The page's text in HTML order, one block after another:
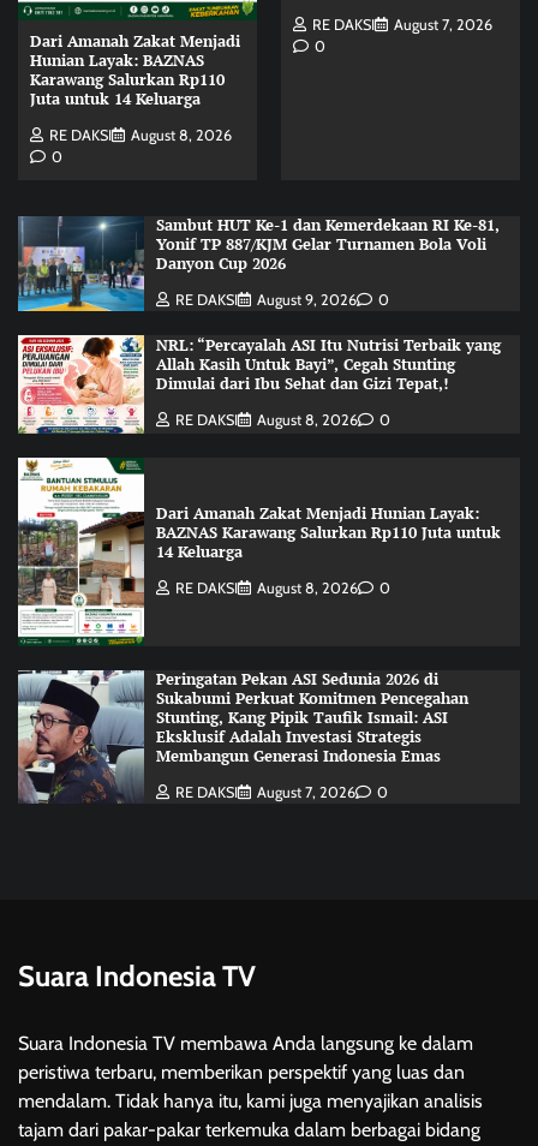
Dari Amanah Zakat Menjadi
Hunian Layak: BAZNAS
Karawang Salurkan Rp110
Juta untuk 14 Keluarga
RE DAKSI
August 8, 2026
0
RE DAKSI
August 7, 2026
0
Sambut HUT Ke-1 dan Kemerdekaan RI Ke-81,
Yonif TP 887/KJM Gelar Turnamen Bola Voli
Danyon Cup 2026
RE DAKSI August 9, 2026 0
NRL: “Percayalah ASI Itu Nutrisi Terbaik yang
Allah Kasih Untuk Bayi”, Cegah Stunting
Dimulai dari Ibu Sehat dan Gizi Tepat,!
RE DAKSI August 8, 2026 0
Dari Amanah Zakat Menjadi Hunian Layak:
BAZNAS Karawang Salurkan Rp110 Juta untuk
14 Keluarga
RE DAKSI August 8, 2026 0
Peringatan Pekan ASI Sedunia 2026 di
Sukabumi Perkuat Komitmen Pencegahan
Stunting, Kang Pipik Taufik Ismail: ASI
Eksklusif Adalah Investasi Strategis
Membangun Generasi Indonesia Emas
RE DAKSI August 7, 2026 0
Suara Indonesia TV
Suara Indonesia TV membawa Anda langsung ke dalam
peristiwa terbaru, memberikan perspektif yang luas dan
mendalam. Tidak hanya itu, kami juga menyajikan analisis
tajam dari pakar-pakar terkemuka dalam berbagai bidang